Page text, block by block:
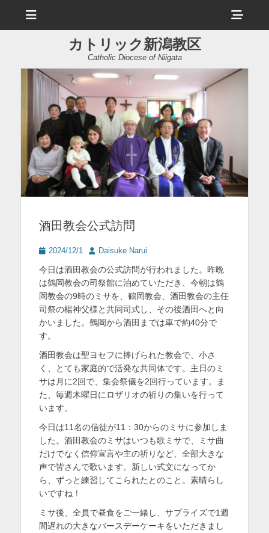
ュ
ヘ
ッ
ー
コ
カトリック新潟教区
Catholic Diocese of Niigata
酒田教会公式訪問
投
日
2024/12/1
投
者
Daisuke Narui
今日は酒田教会の公式訪問が行われました。昨晩
は鶴岡教会の司祭館に泊めていただき、今朝は鶴
岡教会の9時のミサを、鶴岡教会、酒田教会の主任
司祭の楊神父様と共同司式し、その後酒田へと向
かいました。鶴岡から酒田までは車で約40分で
す。
酒田教会は聖ヨセフに捧げられた教会で、小さ
く、とても家庭的で活発な共同体です。主日のミ
サは月に2回で、集会祭儀を2回行っています。ま
た、毎週木曜日にロザリオの祈りの集いを行って
います。
今日は11名の信徒が11：30からのミサに参加しま
した。酒田教会のミサはいつも歌ミサで、ミサ曲
だけでなく信仰宣言や主の祈りなど、全部大きな
声で皆さんで歌います。新しい式文になってか
ら、ずっと練習してこられたとのこと。素晴らし
いですね！
ミサ後、全員で昼食をご一緒し、サプライズで1週
間遅れの大きなバースデーケーキをいただきまし